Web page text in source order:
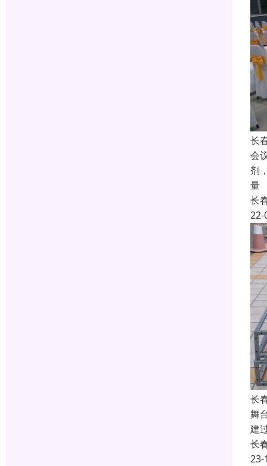
长
会
剂
量
长
22-
长
舞
建
长
23-